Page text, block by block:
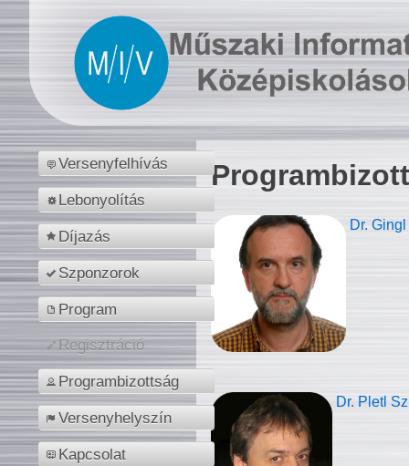
Versenyfelhívás
Lebonyolítás
Díjazás
Szponzorok
Program
Regisztráció
Programbizottság
Versenyhelyszín
Kapcsolat
Dr.
Dr. Pletl